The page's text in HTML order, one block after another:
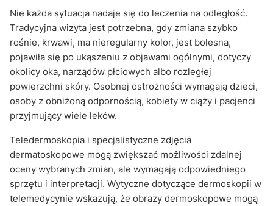
Nie każda sytuacja nadaje się do leczenia na odległość.
Tradycyjna wizyta jest potrzebna, gdy zmiana szybko
rośnie, krwawi, ma nieregularny kolor, jest bolesna,
pojawiła się po ukąszeniu z objawami ogólnymi, dotyczy
okolicy oka, narządów płciowych albo rozległej
powierzchni skóry. Osobnej ostrożności wymagają dzieci,
osoby z obniżoną odpornością, kobiety w ciąży i pacjenci
przyjmujący wiele leków.
Teledermoskopia i specjalistyczne zdjęcia
dermatoskopowe mogą zwiększać możliwości zdalnej
oceny wybranych zmian, ale wymagają odpowiedniego
sprzętu i interpretacji. Wytyczne dotyczące dermoskopii w
telemedycynie wskazują, że obrazy dermoskopowe mogą